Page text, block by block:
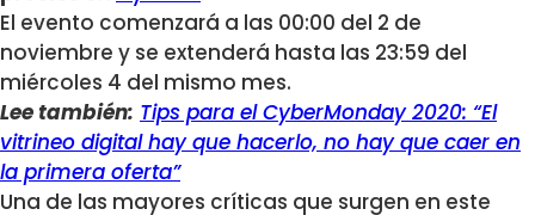
El evento comenzará a las 00:00 del 2 de
noviembre y se extenderá hasta las 23:59 del
miércoles 4 del mismo mes.
Lee también: Tips para el CyberMonday 2020: “El
vitrineo digital hay que hacerlo, no hay que caer en
la primera oferta”
Una de las mayores críticas que surgen en este